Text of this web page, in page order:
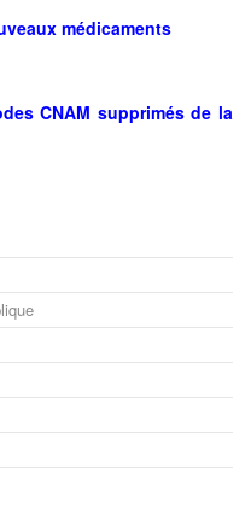
médicaments
CNAM supprimés de la